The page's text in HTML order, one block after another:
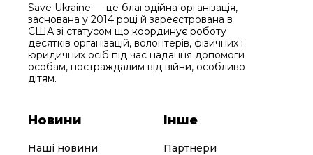
Save Ukraine — це благодійна організація,
заснована у 2014 році й зареєстрована в
США зі статусом що координує роботу
десятків організацій, волонтерів, фізичних і
юридичних осіб під час надання допомоги
особам, постраждалим від війни, особливо
дітям.
Новини
Наші новини
Інше
Партнери